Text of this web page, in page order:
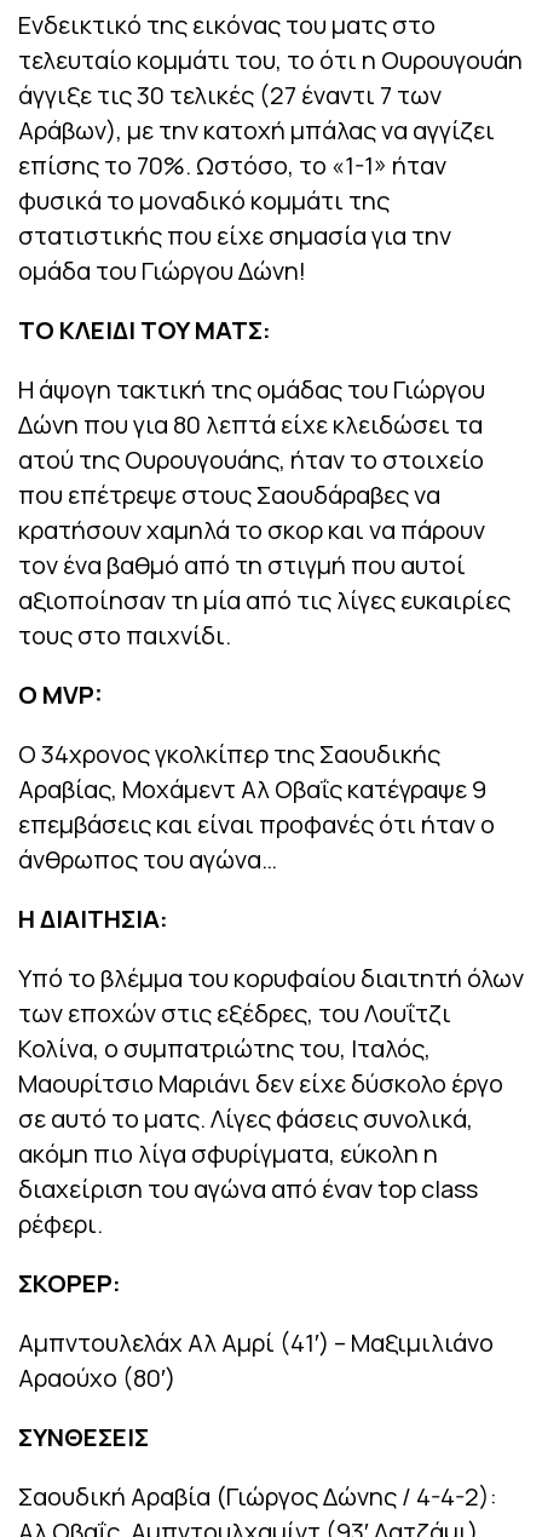
Ενδεικτικό της εικόνας του ματς στο
τελευταίο κομμάτι του, το ότι η Ουρουγουάη
άγγιξε τις 30 τελικές (27 έναντι 7 των
Αράβων), με την κατοχή μπάλας να αγγίζει
επίσης το 70%. Ωστόσο, το «1-1» ήταν
φυσικά το μοναδικό κομμάτι της
στατιστικής που είχε σημασία για την
ομάδα του Γιώργου Δώνη!
ΤΟ ΚΛΕΙΔΙ ΤΟΥ ΜΑΤΣ:
Η άψογη τακτική της ομάδας του Γιώργου
Δώνη που για 80 λεπτά είχε κλειδώσει τα
ατού της Ουρουγουάης, ήταν το στοιχείο
που επέτρεψε στους Σαουδάραβες να
κρατήσουν χαμηλά το σκορ και να πάρουν
τον ένα βαθμό από τη στιγμή που αυτοί
αξιοποίησαν τη μία από τις λίγες ευκαιρίες
τους στο παιχνίδι.
O MVP:
Ο 34χρονος γκολκίπερ της Σαουδικής
Αραβίας, Μοχάμεντ Αλ Οβαΐς κατέγραψε 9
επεμβάσεις και είναι προφανές ότι ήταν ο
άνθρωπος του αγώνα…
Η ΔΙΑΙΤΗΣΙΑ:
Υπό το βλέμμα του κορυφαίου διαιτητή όλων
των εποχών στις εξέδρες, του Λουΐτζι
Κολίνα, ο συμπατριώτης του, Ιταλός,
Μαουρίτσιο Μαριάνι δεν είχε δύσκολο έργο
σε αυτό το ματς. Λίγες φάσεις συνολικά,
ακόμη πιο λίγα σφυρίγματα, εύκολη η
διαχείριση του αγώνα από έναν top class
ρέφερι.
ΣΚΟΡΕΡ:
Αμπντουλελάχ Αλ Αμρί (41′) – Μαξιμιλιάνο
Αραούχο (80′)
ΣΥΝΘΕΣΕΙΣ
Σαουδική Αραβία (Γιώργος Δώνης / 4-4-2):